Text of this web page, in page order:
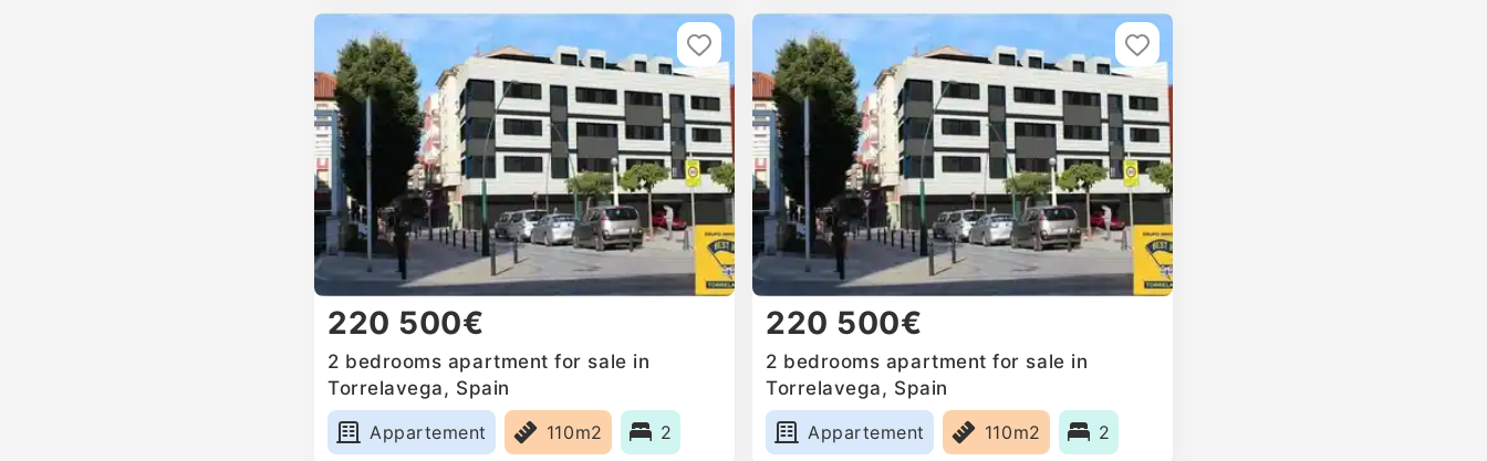
220 500€
2 bedrooms apartment for sale in
Torrelavega, Spain
Appartement
110m2 2
220 500€
2 bedrooms apartment for sale in
Torrelavega, Spain
Appartement
110m2 2